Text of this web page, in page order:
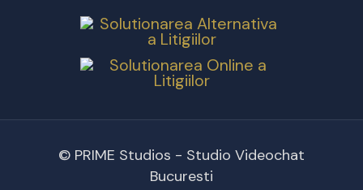
© PRIME Studios - Studio Videochat
Bucuresti